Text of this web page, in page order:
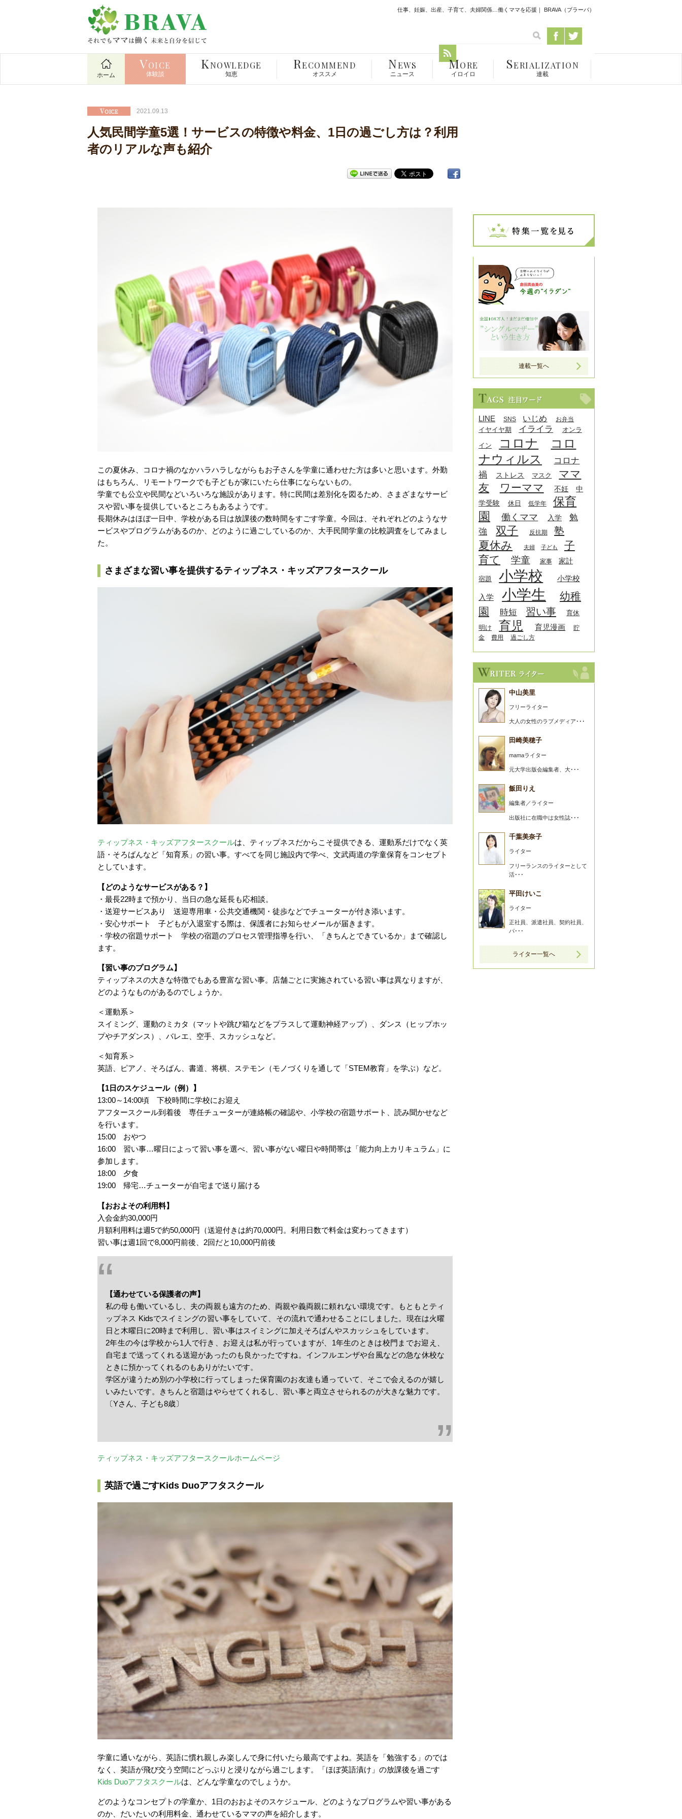
仕事、妊娠、出産、子育て、夫婦関係…働くママを応援｜ BRAVA（ブラーバ）
ホーム
VOICE
体験談
KNOWLEDGE
知恵
RECOMMEND
オススメ
NEWS
ニュース
MORE
イロイロ
SERIALIZATION
連載
2021.09.13
人気民間学童5選！サービスの特徴や料金、1日の過ごし方は？利用
者のリアルな声も紹介
この夏休み、コロナ禍のなかハラハラしながらもお子さんを学童に通わせた方は多いと思います。外勤
はもちろん、リモートワークでも子どもが家にいたら仕事にならないもの。
学童でも公立や民間などいろいろな施設があります。特に民間は差別化を図るため、さまざまなサービ
スや習い事を提供しているところもあるようです。
長期休みはほぼ一日中、学校がある日は放課後の数時間をすごす学童。今回は、それぞれどのようなサ
ービスやプログラムがあるのか、どのように過ごしているのか、大手民間学童の比較調査をしてみまし
た。
さまざまな習い事を提供するティップネス・キッズアフタースクール
ティップネス・キッズアフタースクールは、ティップネスだからこそ提供できる、運動系だけでなく英
語・そろばんなど「知育系」の習い事。すべてを同じ施設内で学べ、文武両道の学童保育をコンセプト
としています。
【どのようなサービスがある？】
・最長22時まで預かり、当日の急な延長も応相談。
・送迎サービスあり 送迎専用車・公共交通機関・徒歩などでチューターが付き添います。
・安心サポート 子どもが入退室する際は、保護者にお知らせメールが届きます。
・学校の宿題サポート 学校の宿題のプロセス管理指導を行い、「きちんとできているか」まで確認し
ます。
【習い事のプログラム】
ティップネスの大きな特徴でもある豊富な習い事。店舗ごとに実施されている習い事は異なりますが、
どのようなものがあるのでしょうか。
＜運動系＞
スイミング、運動のミカタ（マットや跳び箱などをプラスして運動神経アップ）、ダンス（ヒップホッ
プやチアダンス）、バレエ、空手、スカッシュなど。
＜知育系＞
英語、ピアノ、そろばん、書道、将棋、ステモン（モノづくりを通して「STEM教育」を学ぶ）など。
【1日のスケジュール（例）】
13:00～14:00頃 下校時間に学校にお迎え
アフタースクール到着後 専任チューターが連絡帳の確認や、小学校の宿題サポート、読み聞かせなど
を行います。
15:00 おやつ
16:00 習い事…曜日によって習い事を選べ、習い事がない曜日や時間帯は「能力向上カリキュラム」に
参加します。
18:00 夕食
19:00 帰宅…チューターが自宅まで送り届ける
【おおよその利用料】
入会金約30,000円
月額利用料は週5で約50,000円（送迎付きは約70,000円。利用日数で料金は変わってきます）
習い事は週1回で8,000円前後、2回だと10,000円前後
【通わせている保護者の声】
私の母も働いているし、夫の両親も遠方のため、両親や義両親に頼れない環境です。もともとティ
ップネス Kidsでスイミングの習い事をしていて、その流れで通わせることにしました。現在は火曜
日と木曜日に20時まで利用し、習い事はスイミングに加えそろばんやスカッシュをしています。
2年生の今は学校から1人で行き、お迎えは私が行っていますが、1年生のときは校門までお迎え、
自宅まで送ってくれる送迎があったのも良かったですね。インフルエンザや台風などの急な休校な
ときに預かってくれるのもありがたいです。
学区が違うため別の小学校に行ってしまった保育園のお友達も通っていて、そこで会えるのが嬉し
いみたいです。きちんと宿題はやらせてくれるし、習い事と両立させられるのが大きな魅力です。
〔Yさん、子ども8歳〕
ティップネス・キッズアフタースクールホームページ
英語で過ごすKids Duoアフタスクール
学童に通いながら、英語に慣れ親しみ楽しんで身に付いたら最高ですよね。英語を「勉強する」のでは
なく、英語が飛び交う空間にどっぷりと浸りながら過ごします。「ほぼ英語漬け」の放課後を過ごす
Kids Duoアフタスクールは、どんな学童なのでしょうか。
どのようなコンセプトの学童か、1日のおおよそのスケジュール、どのようなプログラムや習い事がある
のか、だいたいの利用料金、通わせているママの声を紹介します。
連載一覧へ
LINE SNS いじめ お弁当
イヤイヤ期 イライラ オンラ
イン コロナ
コロ
ナウィルス
コロナ
禍
ストレス マスク
ママ
友
ワーママ 不妊
中
学受験
休日 低学年
保育
園
働くママ 入学
勉
強
双子 反抗期 塾
夏休み 夫婦 子ども
子
育て
学童 家事 家計
宿題 小学校 小学校
入学 小学生
幼稚
園
時短 習い事
育休
明け
育児 育児漫画
貯
金
費用 過ごし方
中山美里
フリーライター
大人の女性のラブメディア･･･
田崎美穂子
mamaライター
元大学出版会編集者、大･･･
飯田りえ
編集者／ライター
出版社に在職中は女性誌･･･
千葉美奈子
ライター
フリーランスのライターとして
活･･･
平田けいこ
ライター
正社員、派遣社員、契約社員、
パ･･･
ライター一覧へ